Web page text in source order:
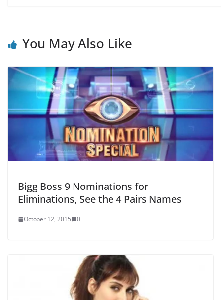
You May Also Like
Bigg Boss 9 Nominations for
Eliminations, See the 4 Pairs Names
October 12, 2015 0